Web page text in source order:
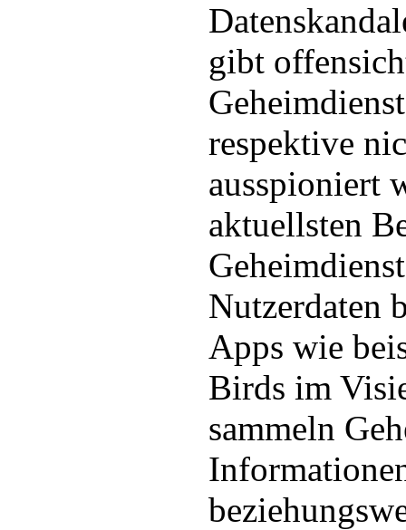
gibt
respektive
ausspioniert
aktuellsten
Nutzerdaten
Apps wie
Birds im
sammeln